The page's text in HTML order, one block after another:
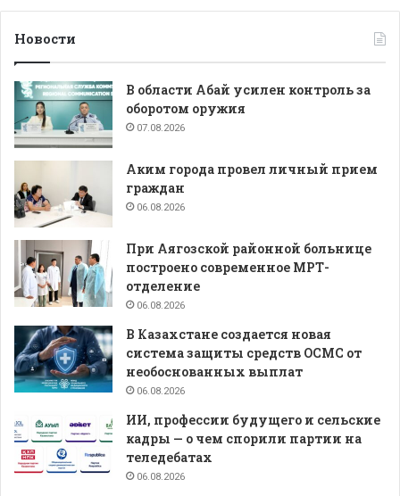
Новости
В области Абай усилен контроль за
оборотом оружия
07.08.2026
Аким города провел личный прием
граждан
06.08.2026
При Аягозской районной больнице
построено современное МРТ-
отделение
06.08.2026
В Казахстане создается новая
система защиты средств ОСМС от
необоснованных выплат
06.08.2026
ИИ, профессии будущего и сельские
кадры — о чем спорили партии на
теледебатах
06.08.2026